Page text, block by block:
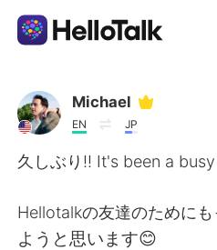
語学交換アプリ
AI Grammar Checker
Michael
EN JP
久しぶり!! It's been a
Hellotalkの友達のために
ようと思います😊